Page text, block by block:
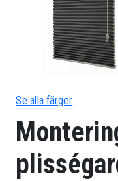
Se alla färger